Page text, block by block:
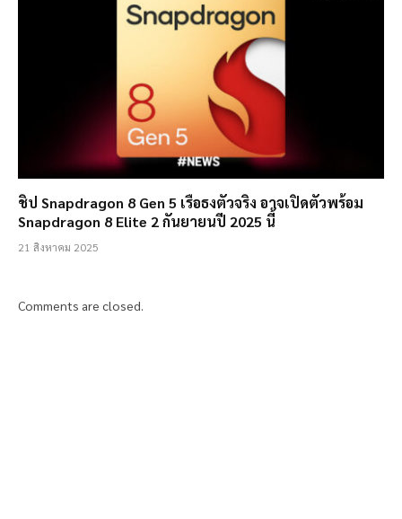
ชิป Snapdragon 8 Gen 5 เรือธงตัวจริง อาจเปิดตัวพร้อม
Snapdragon 8 Elite 2 กันยายนปี 2025 นี้
21 สิงหาคม 2025
Comments are closed.